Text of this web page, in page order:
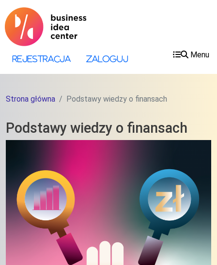
Menu konta użytkownika
Rejestracja Zaloguj Menu
Strona główna Podstawy wiedzy o finansach
Podstawy wiedzy o finansach